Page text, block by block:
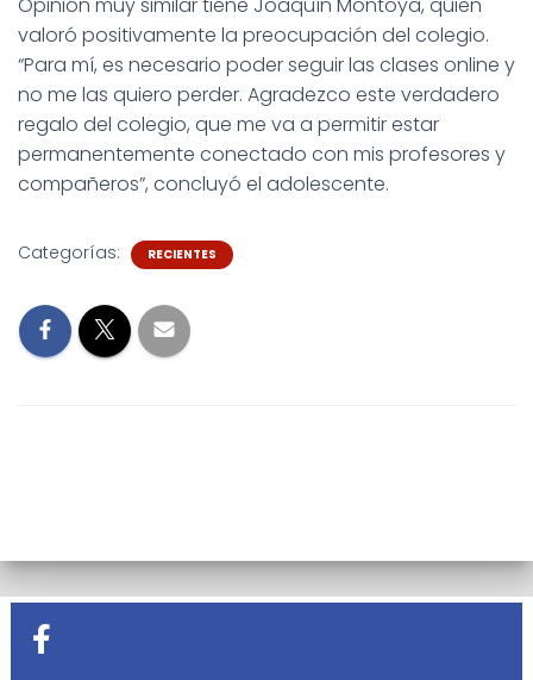
Opinión muy similar tiene Joaquín Montoya, quien
valoró positivamente la preocupación del colegio.
“Para mí, es necesario poder seguir las clases online y
no me las quiero perder. Agradezco este verdadero
regalo del colegio, que me va a permitir estar
permanentemente conectado con mis profesores y
compañeros”, concluyó el adolescente.
Categorías: RECIENTES